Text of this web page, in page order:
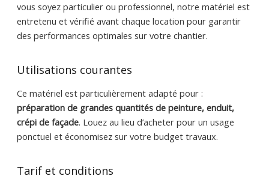
vous soyez particulier ou professionnel, notre matériel est
entretenu et vérifié avant chaque location pour garantir
des performances optimales sur votre chantier.
Utilisations courantes
Ce matériel est particulièrement adapté pour :
préparation de grandes quantités de peinture, enduit,
crépi de façade. Louez au lieu d’acheter pour un usage
ponctuel et économisez sur votre budget travaux.
Tarif et conditions